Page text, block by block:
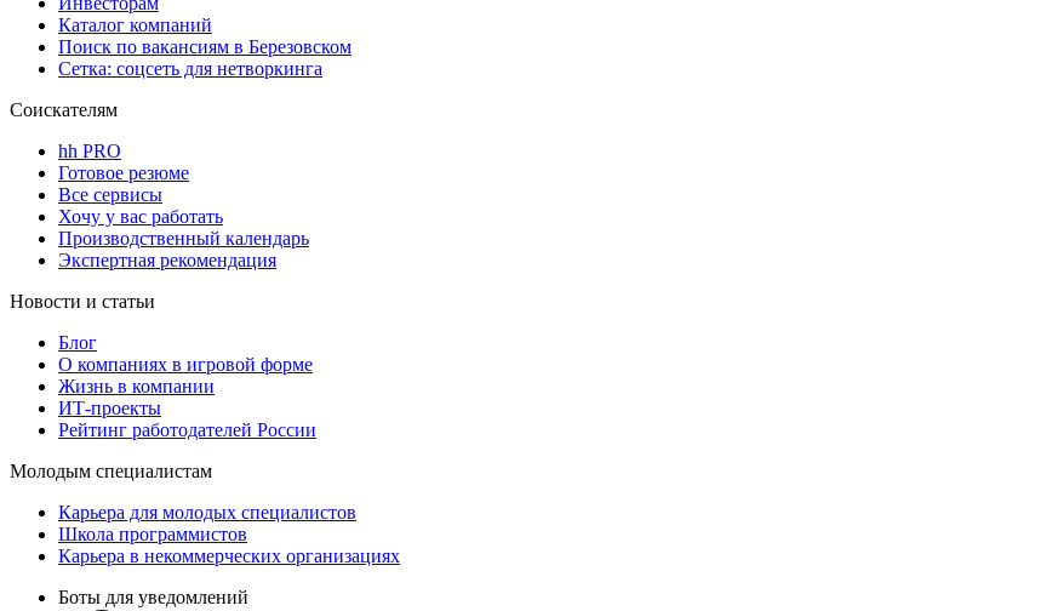
Каталог компаний
Поиск по вакансиям в Березовском
Сетка: соцсеть для нетворкинга
Соискателям
hh PRO
Готовое резюме
Все сервисы
Хочу у вас работать
Производственный календарь
Экспертная рекомендация
Новости и статьи
Блог
О компаниях в игровой форме
Жизнь в компании
ИТ-проекты
Рейтинг работодателей России
Молодым специалистам
Карьера для молодых специалистов
Школа программистов
Карьера в некоммерческих организациях
Боты для уведомлений